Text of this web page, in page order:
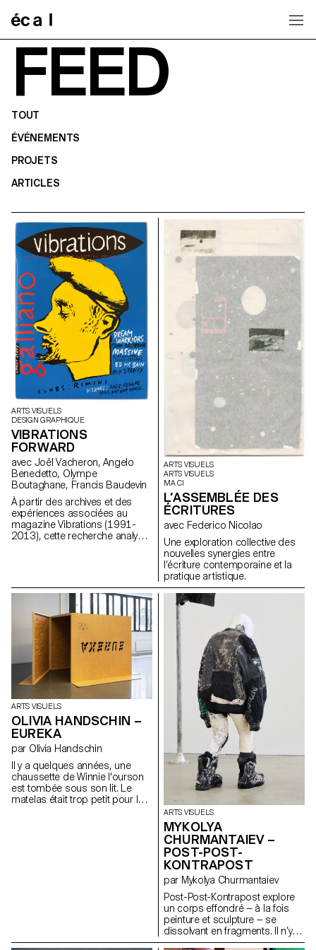
FEED
TOUT
ÉVÉNEMENTS
PROJETS
ARTICLES
ARTS VISUELS
DESIGN GRAPHIQUE
VIBRATIONS
FORWARD
avec Joël Vacheron, Angelo
Benedetto, Olympe
Boutaghane, Francis Baudevin
À partir des archives et des
expériences associées au
magazine Vibrations (1991-
2013), cette recherche analyse
pour communiquer à propos
des musiques populaires
aujourd’hui.
ARTS VISUELS
ARTS VISUELS
MA CI
L’ASSEMBLÉE DES
ÉCRITURES
avec Federico Nicolao
Une exploration collective des
nouvelles synergies entre
l’écriture contemporaine et la
pratique artistique.
ARTS VISUELS
OLIVIA HANDSCHIN –
EUREKA
par Olivia Handschin
Il y a quelques années, une
chaussette de Winnie l'ourson
est tombée sous son lit. Le
matelas était trop petit pour le
collecte tous ces petits objets
ARTS VISUELS
MYKOLYA
CHURMANTAIEV –
POST-POST-
KONTRAPOST
par Mykolya Churmantaiev
Post-Post-Kontrapost explore
un corps effondré — à la fois
peinture et sculpture — se
dissolvant en fragments. Il n’y a
plus d’action, seulement une